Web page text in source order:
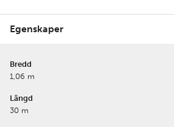
Egenskaper
Bredd
1,06 m
Längd
30 m